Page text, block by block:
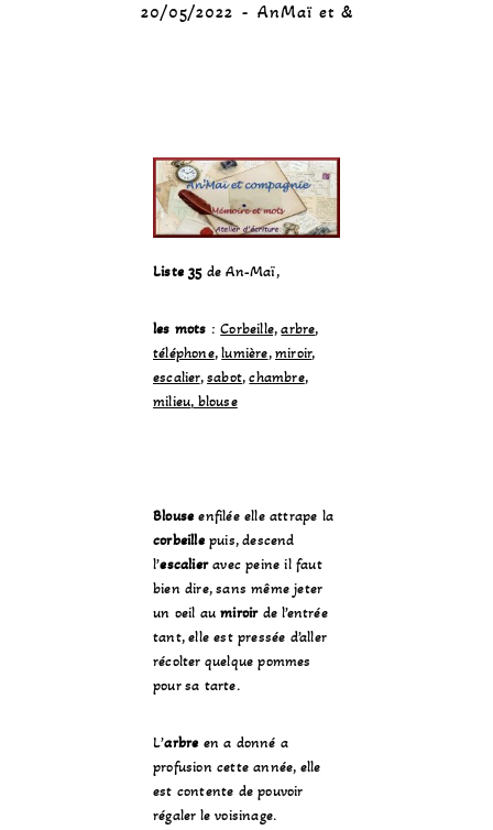
20/05/2022 AnMaï et &
Liste 35de An-Maï,
les mots :Corbeille, arbre,
téléphone,lumière,miroir,
escalier,sabot,chambre,
milieu,blouse
Blouse enfilée elle attrape la
corbeillepuis, descend
l’escalieravec peine il faut
bien dire, sans même jeter
un oeil aumiroirde l’entrée
tant, elle est pressée d’aller
récolter quelque pommes
pour sa tarte.
L’arbre en a donné a
profusion cette année, elle
est contente de pouvoir
régaler le voisinage.